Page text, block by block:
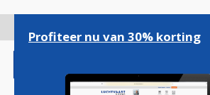
gaan
Profiteer nu van 30% korting